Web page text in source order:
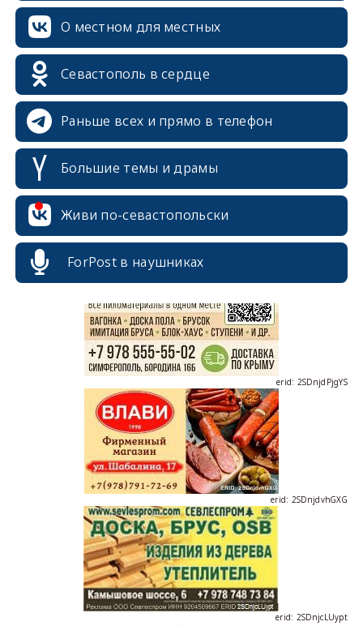
О местном для местных
Севастополь в сердце
Раньше всех и прямо в телефон
Большие темы и драмы
Живи по-севастопольски
ForPost в наушниках
erid: 2SDnjcrDNw6
erid: 2SDnjdvhGXG